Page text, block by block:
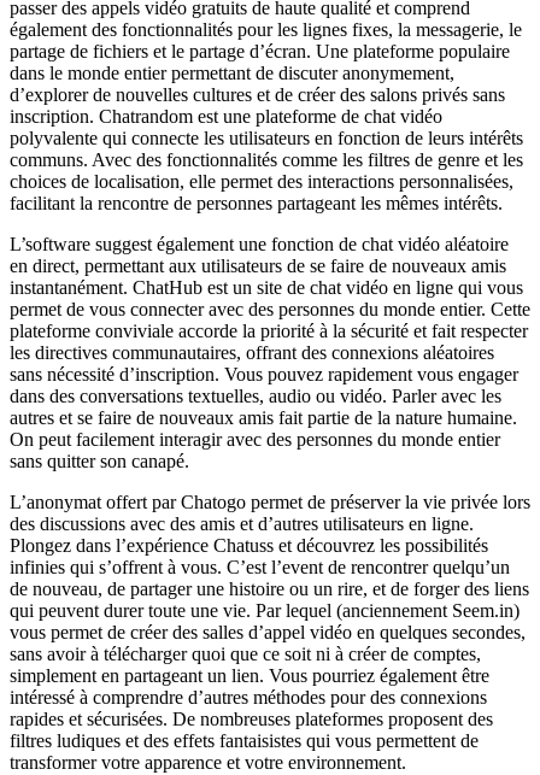
passer des appels vidéo gratuits de haute qualité et comprend
également des fonctionnalités pour les lignes fixes, la messagerie, le
partage de fichiers et le partage d’écran. Une plateforme populaire
dans le monde entier permettant de discuter anonymement,
d’explorer de nouvelles cultures et de créer des salons privés sans
inscription. Chatrandom est une plateforme de chat vidéo
polyvalente qui connecte les utilisateurs en fonction de leurs intérêts
communs. Avec des fonctionnalités comme les filtres de genre et les
choices de localisation, elle permet des interactions personnalisées,
facilitant la rencontre de personnes partageant les mêmes intérêts.
L’software suggest également une fonction de chat vidéo aléatoire
en direct, permettant aux utilisateurs de se faire de nouveaux amis
instantanément. ChatHub est un site de chat vidéo en ligne qui vous
permet de vous connecter avec des personnes du monde entier. Cette
plateforme conviviale accorde la priorité à la sécurité et fait respecter
les directives communautaires, offrant des connexions aléatoires
sans nécessité d’inscription. Vous pouvez rapidement vous engager
dans des conversations textuelles, audio ou vidéo. Parler avec les
autres et se faire de nouveaux amis fait partie de la nature humaine.
On peut facilement interagir avec des personnes du monde entier
sans quitter son canapé.
L’anonymat offert par Chatogo permet de préserver la vie privée lors
des discussions avec des amis et d’autres utilisateurs en ligne.
Plongez dans l’expérience Chatuss et découvrez les possibilités
infinies qui s’offrent à vous. C’est l’event de rencontrer quelqu’un
de nouveau, de partager une histoire ou un rire, et de forger des liens
qui peuvent durer toute une vie. Par lequel (anciennement Seem.in)
vous permet de créer des salles d’appel vidéo en quelques secondes,
sans avoir à télécharger quoi que ce soit ni à créer de comptes,
simplement en partageant un lien. Vous pourriez également être
intéressé à comprendre d’autres méthodes pour des connexions
rapides et sécurisées. De nombreuses plateformes proposent des
filtres ludiques et des effets fantaisistes qui vous permettent de
transformer votre apparence et votre environnement.